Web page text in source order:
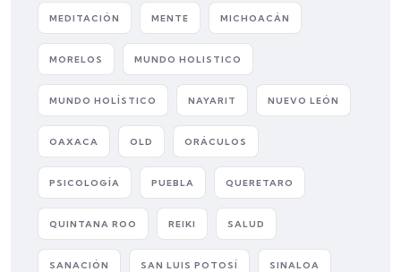
MEDITACIÓN MENTE MICHOACÁN
MORELOS MUNDO HOLISTICO
MUNDO HOLÍSTICO NAYARIT NUEVO LEÓN
OAXACA OLD ORÁCULOS
PSICOLOGÍA PUEBLA QUERETARO
QUINTANA ROO REIKI SALUD
SANACIÓN SAN LUIS POTOSÍ SINALOA